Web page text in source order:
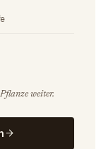
weiter.